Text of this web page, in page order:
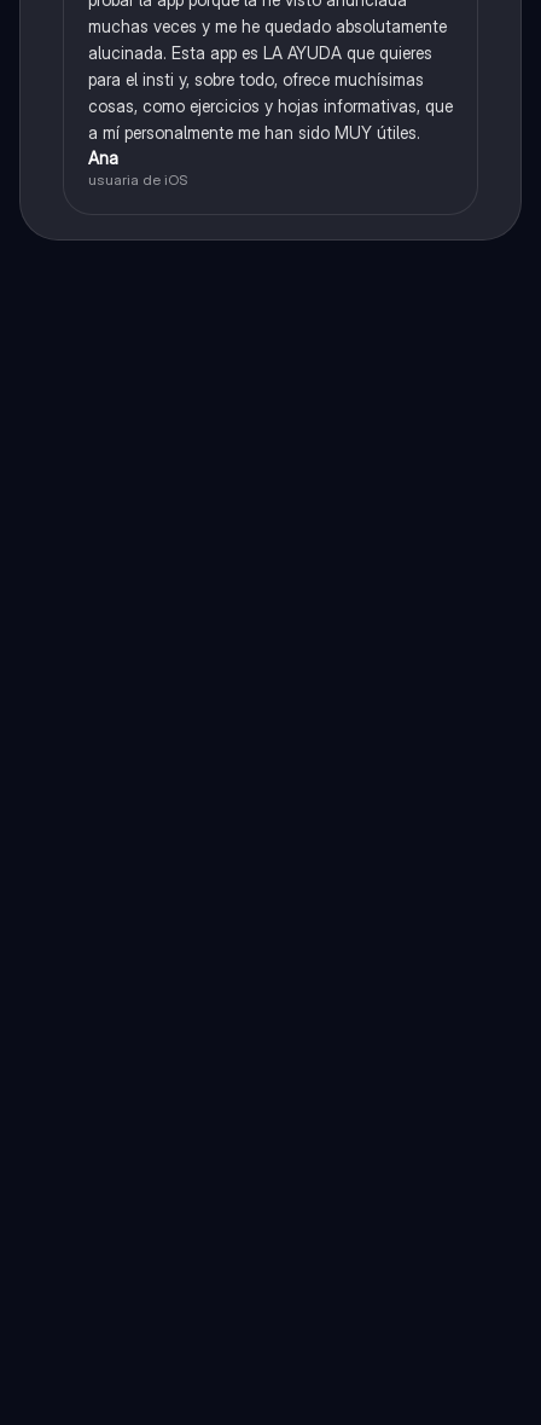
muchas veces y me he quedado absolutamente
alucinada. Esta app es LA AYUDA que quieres
para el insti y, sobre todo, ofrece muchísimas
cosas, como ejercicios y hojas informativas, que
a mí personalmente me han sido MUY útiles.
Ana
usuaria de iOS